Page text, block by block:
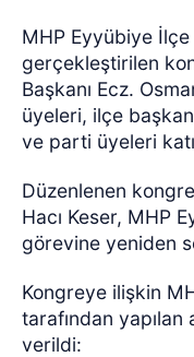
MHP Eyyübiye İlçe
gerçekleştirilen
Başkanı Ecz.
üyeleri, ilçe
ve parti üyeleri
Düzenlenen
Hacı Keser, MHP
görevine yeniden
Kongreye ilişkin
tarafından
verildi: